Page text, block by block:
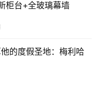
柜台+全玻璃幕墙
的度假圣地：梅利哈